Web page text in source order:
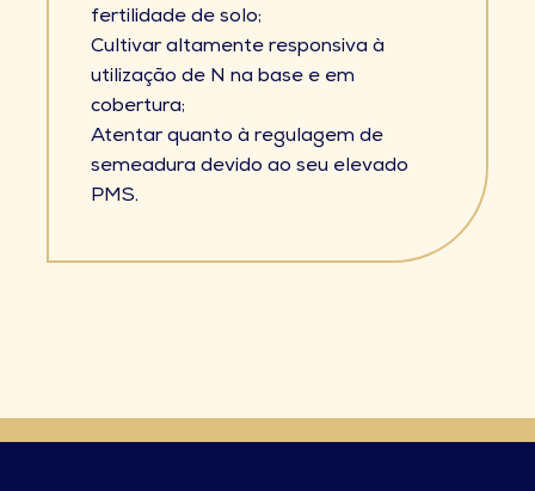
fertilidade de solo;
Cultivar altamente responsiva à
utilização de N na base e em
cobertura;
Atentar quanto à regulagem de
semeadura devido ao seu elevado
PMS.